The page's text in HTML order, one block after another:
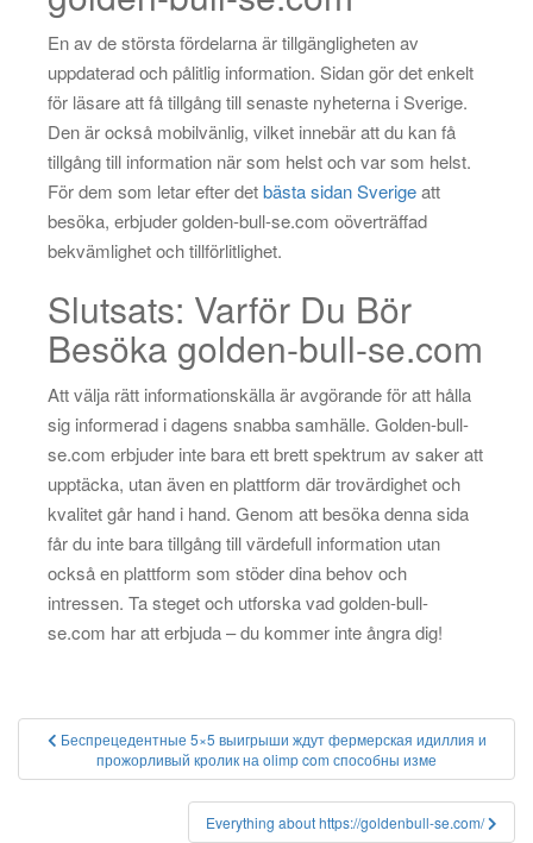
En av de största fördelarna är tillgängligheten av
uppdaterad och pålitlig information. Sidan gör det enkelt
för läsare att få tillgång till senaste nyheterna i Sverige.
Den är också mobilvänlig, vilket innebär att du kan få
tillgång till information när som helst och var som helst.
För dem som letar efter detbästa sidan Sverigeatt
besöka, erbjuder golden-bull-se.com oöverträffad
bekvämlighet och tillförlitlighet.
Slutsats: Varför Du Bör
Besöka golden-bull-se.com
Att välja rätt informationskälla är avgörande för att hålla
sig informerad i dagens snabba samhälle. Golden-bull-
se.com erbjuder inte bara ett brett spektrum av saker att
upptäcka, utan även en plattform där trovärdighet och
kvalitet går hand i hand. Genom att besöka denna sida
får du inte bara tillgång till värdefull information utan
också en plattform som stöder dina behov och
intressen. Ta steget och utforska vad golden-bull-
se.com har att erbjuda – du kommer inte ångra dig!
Post
navigation
Беспрецедентные 5×5 выигрыши ждут фермерская идиллия и
прожорливый кролик на olimp com способны изме
Everything about https://goldenbull-se.com/